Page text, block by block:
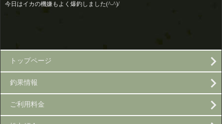
今日はイカの機嫌もよく爆釣しました(^-^)/
トップページ
釣果情報
ご利用料金